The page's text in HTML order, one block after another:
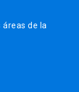
de la